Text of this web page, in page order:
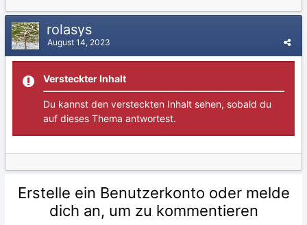
rolasys
August 14, 2023
Versteckter Inhalt
Du kannst den versteckten Inhalt sehen, sobald du
auf dieses Thema antwortest.
Erstelle ein Benutzerkonto oder melde
dich an, um zu kommentieren